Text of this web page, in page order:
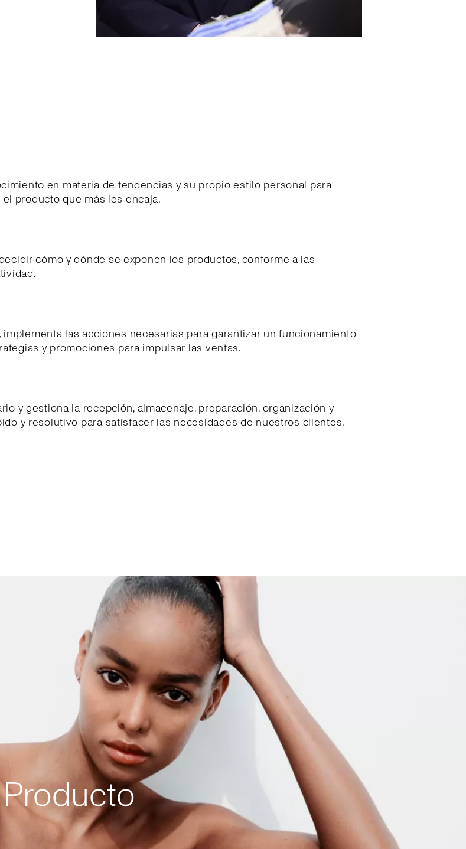
en materia de tendencias y su propio estilo personal para
producto que más les encaja.
cómo y dónde se exponen los productos, conforme a las
las acciones necesarias para garantizar un funcionamiento
y promociones para impulsar las ventas.
y gestiona la recepción, almacenaje, preparación, organización y
y resolutivo para satisfacer las necesidades de nuestros clientes.
Producto